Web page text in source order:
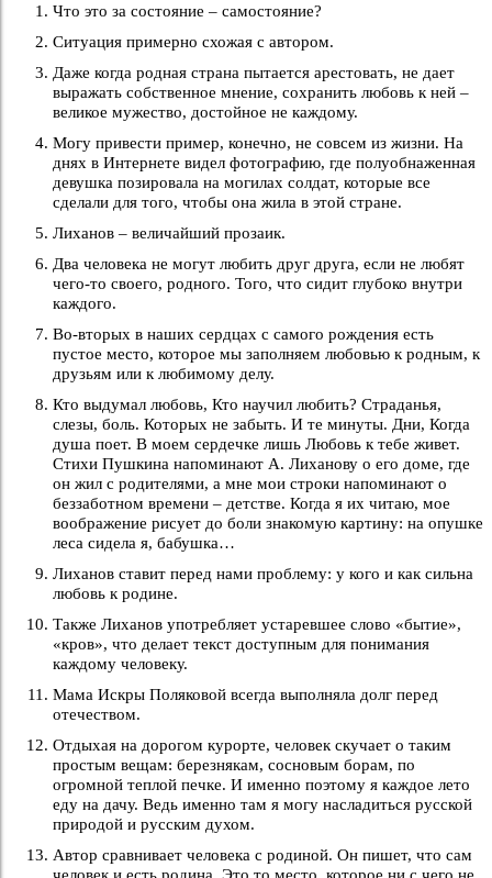
Что это за состояние – самостояние?
Ситуация примерно схожая с автором.
Даже когда родная страна пытается арестовать, не дает
выражать собственное мнение, сохранить любовь к ней –
великое мужество, достойное не каждому.
Могу привести пример, конечно, не совсем из жизни. На
днях в Интернете видел фотографию, где полуобнаженная
девушка позировала на могилах солдат, которые все
сделали для того, чтобы она жила в этой стране.
Лиханов – величайший прозаик.
Два человека не могут любить друг друга, если не любят
чего-то своего, родного. Того, что сидит глубоко внутри
каждого.
Во-вторых в наших сердцах с самого рождения есть
пустое место, которое мы заполняем любовью к родным, к
друзьям или к любимому делу.
Кто выдумал любовь, Кто научил любить? Страданья,
слезы, боль. Которых не забыть. И те минуты. Дни, Когда
душа поет. В моем сердечке лишь Любовь к тебе живет.
Стихи Пушкина напоминают А. Лиханову о его доме, где
он жил с родителями, а мне мои строки напоминают о
беззаботном времени – детстве. Когда я их читаю, мое
воображение рисует до боли знакомую картину: на опушке
леса сидела я, бабушка…
Лиханов ставит перед нами проблему: у кого и как сильна
любовь к родине.
Также Лиханов употребляет устаревшее слово «бытие»,
«кров», что делает текст доступным для понимания
каждому человеку.
Мама Искры Поляковой всегда выполняла долг перед
отечеством.
Отдыхая на дорогом курорте, человек скучает о таким
простым вещам: березнякам, сосновым борам, по
огромной теплой печке. И именно поэтому я каждое лето
еду на дачу. Ведь именно там я могу насладиться русской
природой и русским духом.
Автор сравнивает человека с родиной. Он пишет, что сам